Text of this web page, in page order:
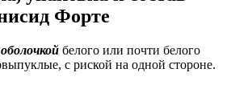
Форте
белого или почти белого
с риской на одной стороне.